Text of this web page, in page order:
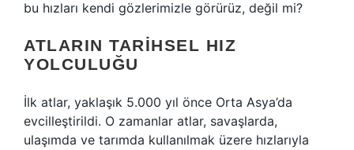
bu hızları kendi gözlerimizle görürüz, değil mi?
ATLARIN TARIHSEL HIZ
YOLCULUĞU
İlk atlar, yaklaşık 5.000 yıl önce Orta Asya’da
evcilleştirildi. O zamanlar atlar, savaşlarda,
ulaşımda ve tarımda kullanılmak üzere hızlarıyla